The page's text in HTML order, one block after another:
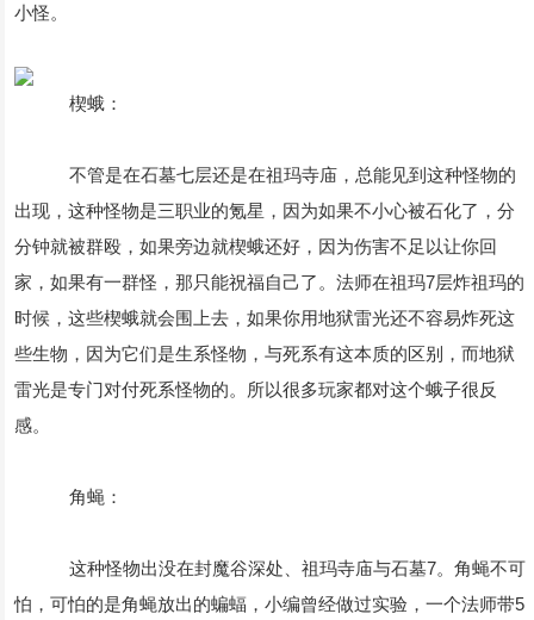
小怪。
楔蛾：
不管是在石墓七层还是在祖玛寺庙，总能见到这种怪物的
出现，这种怪物是三职业的氪星，因为如果不小心被石化了，分
分钟就被群殴，如果旁边就楔蛾还好，因为伤害不足以让你回
家，如果有一群怪，那只能祝福自己了。法师在祖玛7层炸祖玛的
时候，这些楔蛾就会围上去，如果你用地狱雷光还不容易炸死这
些生物，因为它们是生系怪物，与死系有这本质的区别，而地狱
雷光是专门对付死系怪物的。所以很多玩家都对这个蛾子很反
感。
角蝇：
这种怪物出没在封魔谷深处、祖玛寺庙与石墓7。角蝇不可
怕，可怕的是角蝇放出的蝙蝠，小编曾经做过实验，一个法师带5